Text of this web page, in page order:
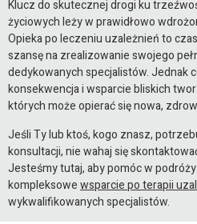
Klucz do skutecznej drogi ku
życiowych leży w prawidłowo
Opieka po leczeniu uzależnień to
szansę na zrealizowanie swojego
dedykowanych specjalistów. Jednak
konsekwencja i wsparcie bliskich
których może opierać się nowa,
Jeśli Ty lub ktoś, kogo znasz,
konsultacji, nie wahaj się
Jesteśmy tutaj, aby pomóc w
kompleksowewsparcie po terapii
wykwalifikowanych specjalistów.